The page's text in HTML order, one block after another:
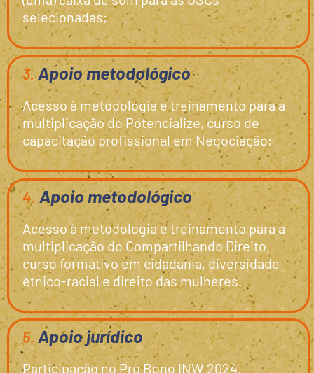
selecionadas;
3.Apoio metodológico
Acesso à metodologia e treinamento para a
multiplicação do Potencialize, curso de
capacitação profissional em Negociação;
4. Apoio metodológico
Acesso à metodologia e treinamento para a
multiplicação do Compartilhando Direito,
curso formativo em cidadania, diversidade
étnico-racial e direito das mulheres.
5. Apoio jurídico
Participação no Pro Bono INW 2024,